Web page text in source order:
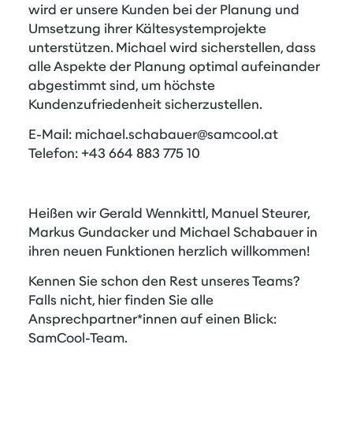
wird er unsere Kunden bei der Planung und
Umsetzung ihrer Kältesystemprojekte
unterstützen. Michael wird sicherstellen, dass
alle Aspekte der Planung optimal aufeinander
abgestimmt sind, um höchste
Kundenzufriedenheit sicherzustellen.
E-Mail: michael.schabauer@samcool.at
Telefon: +43 664 883 775 10
Heißen wir Gerald Wennkittl, Manuel Steurer,
Markus Gundacker und Michael Schabauer in
ihren neuen Funktionen herzlich willkommen!
Kennen Sie schon den Rest unseres Teams?
Falls nicht, hier finden Sie alle
Ansprechpartner*innen auf einen Blick:
SamCool-Team.